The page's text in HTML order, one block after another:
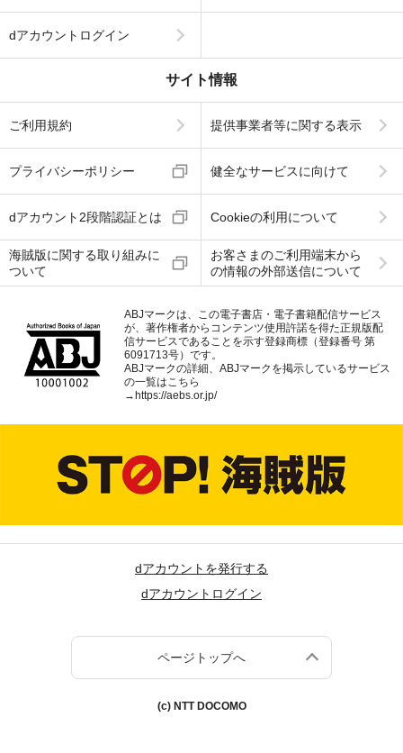
dアカウントログイン
サイト情報
ご利用規約 提供事業者等に関する表示
プライバシーポリシー 健全なサービスに向けて
dアカウント2段階認証とは Cookieの利用について
海賊版に関する取り組みに
ついて
お客さまのご利用端末から
の情報の外部送信について
ABJマークは、この電子書店・電子書籍配信サービス
が、著作権者からコンテンツ使用許諾を得た正規版配
信サービスであることを示す登録商標（登録番号 第
6091713号）です。
ABJマークの詳細、ABJマークを掲示しているサービス
の一覧はこちら
→https://aebs.or.jp/
dアカウントを発行する
dアカウントログイン
ページトップへ
(c) NTT DOCOMO